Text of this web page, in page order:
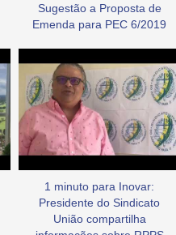
Sugestão a Proposta de
Emenda para PEC 6/2019
1 minuto para Inovar:
Presidente do Sindicato
União compartilha